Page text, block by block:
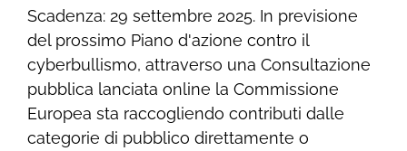
Scadenza: 29 settembre 2025. In previsione
del prossimo Piano d'azione contro il
cyberbullismo, attraverso una Consultazione
pubblica lanciata online la Commissione
Europea sta raccogliendo contributi dalle
categorie di pubblico direttamente o